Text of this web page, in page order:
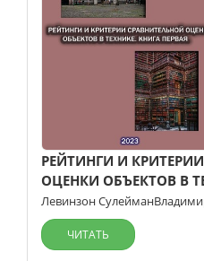
РЕЙТИНГИ И
ОЦЕНКИ ОБЪЕКТОВ В
Левинзон
ЧИТАТЬ